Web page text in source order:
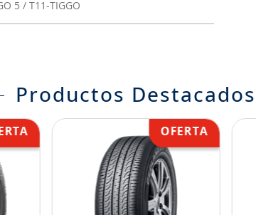
5 / T11-TIGGO
Productos Destacados